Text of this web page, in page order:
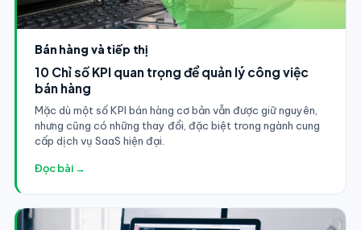
Bán hàng và tiếp thị
10 Chỉ số KPI quan trọng để quản lý công việc
bán hàng
Mặc dù một số KPI bán hàng cơ bản vẫn được giữ nguyên,
nhưng cũng có những thay đổi, đặc biệt trong ngành cung
cấp dịch vụ SaaS hiện đại.
Đọc bài →